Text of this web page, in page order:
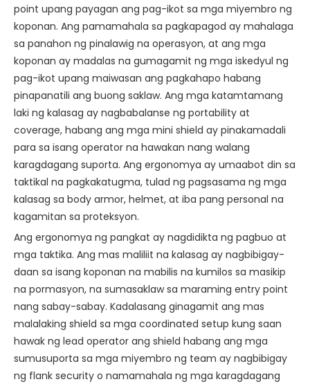
point upang payagan ang pag-ikot sa mga miyembro ng
koponan. Ang pamamahala sa pagkapagod ay mahalaga
sa panahon ng pinalawig na operasyon, at ang mga
koponan ay madalas na gumagamit ng mga iskedyul ng
pag-ikot upang maiwasan ang pagkahapo habang
pinapanatili ang buong saklaw. Ang mga katamtamang
laki ng kalasag ay nagbabalanse ng portability at
coverage, habang ang mga mini shield ay pinakamadali
para sa isang operator na hawakan nang walang
karagdagang suporta. Ang ergonomya ay umaabot din sa
taktikal na pagkakatugma, tulad ng pagsasama ng mga
kalasag sa body armor, helmet, at iba pang personal na
kagamitan sa proteksyon.
Ang ergonomya ng pangkat ay nagdidikta ng pagbuo at
mga taktika. Ang mas maliliit na kalasag ay nagbibigay-
daan sa isang koponan na mabilis na kumilos sa masikip
na pormasyon, na sumasaklaw sa maraming entry point
nang sabay-sabay. Kadalasang ginagamit ang mas
malalaking shield sa mga coordinated setup kung saan
hawak ng lead operator ang shield habang ang mga
sumusuporta sa mga miyembro ng team ay nagbibigay
ng flank security o namamahala ng mga karagdagang